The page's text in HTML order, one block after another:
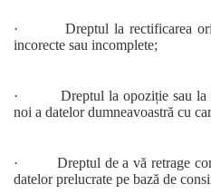
· Dreptul la rectificarea
incorecte sau incomplete;
· Dreptul la opoziție sau la
noi a datelor dumneavoastră cu
· Dreptul de a vă retrage
datelor prelucrate pe bază de